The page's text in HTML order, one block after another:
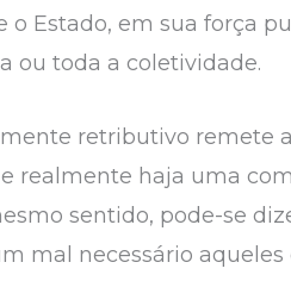
Estado, em sua força
ou toda a coletividade.
retributivo remete
realmente haja uma
sentido, pode-se
mal necessário aqueles